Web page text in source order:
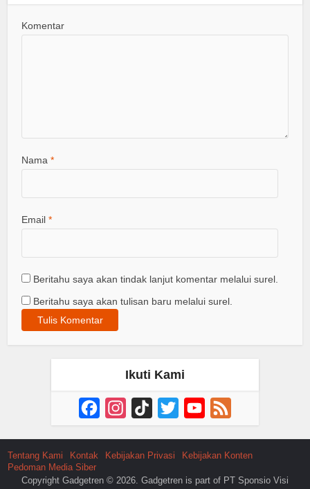
Komentar
Nama*
Email*
Beritahu saya akan tindak lanjut komentar melalui surel.
Beritahu saya akan tulisan baru melalui surel.
Ikuti Kami
FacebookInstagram
TikTok Twitter YouTube
Channel
Tentang Kami Kontak Kebijakan Privasi
Kebijakan Konten
Pedoman Media Siber
Copyright Gadgetren © 2026. Gadgetren is part of PT Sponsio Visi